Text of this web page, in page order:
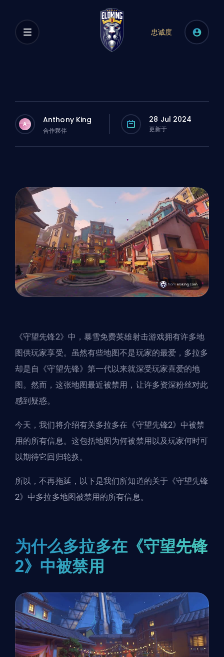
忠诚度
A Anthony King
合作夥伴
28 Jul 2024
更新于
《守望先锋2》中， 暴雪免费英雄射击游戏拥有许多地
图供玩家享受。虽然有些地图不是玩家的最爱，多拉多
却是自《守望先锋》第一代以来就深受玩家喜爱的地
图。然而，这张地图最近被禁用，让许多资深粉丝对此
感到疑惑。
今天，我们将介绍有关多拉多在《守望先锋2》中被禁
用的所有信息。这包括地图为何被禁用以及玩家何时可
以期待它回归轮换。
所以，不再拖延，以下是我们所知道的关于《守望先锋
2》中多拉多地图被禁用的所有信息。
为什么多拉多在《守望先锋
2》中被禁用